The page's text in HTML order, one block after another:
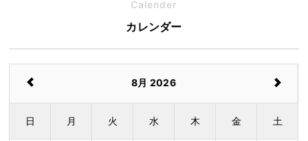
Calender
カレンダー
8月 2026
日 月 火 水 木 金 土